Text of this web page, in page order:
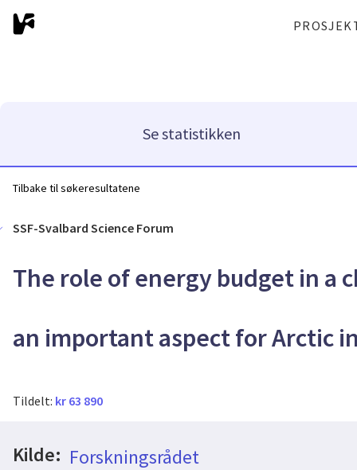
Se statistikken
Tilbake til søkeresultatene
SSF-Svalbard Science Forum
The role of energy budget in a
an important aspect for Arctic
Tildelt: kr 63 890
Kilde: Forskningsrådet